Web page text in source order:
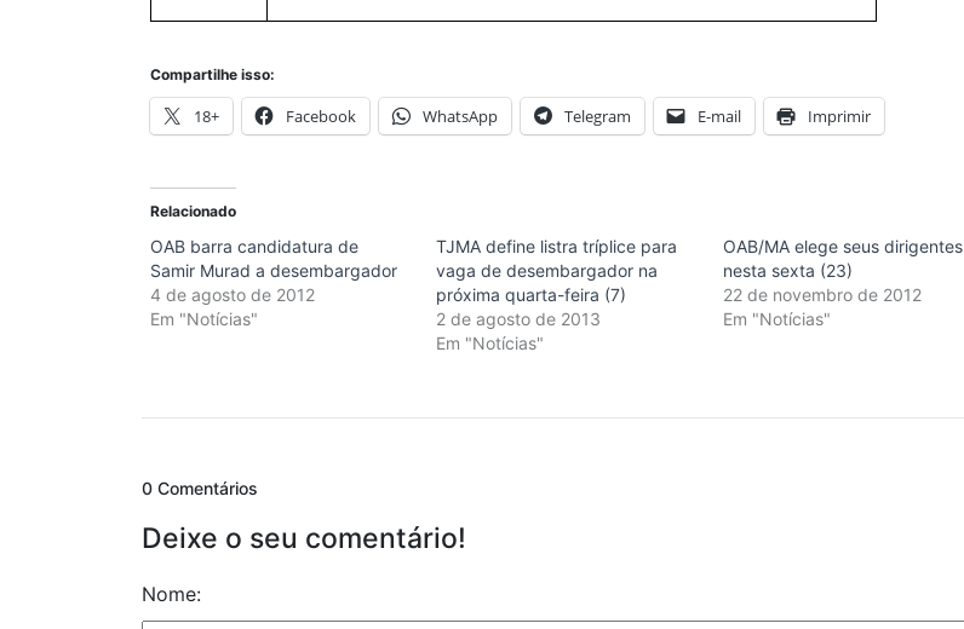
Compartilhe isso:
18+ Facebook WhatsApp Telegram E-mail Imprimir
Relacionado
OAB barra candidatura de
Samir Murad a desembargador
4 de agosto de 2012
Em "Notícias"
TJMA define listra tríplice para
vaga de desembargador na
próxima quarta-feira (7)
2 de agosto de 2013
Em "Notícias"
OAB/MA elege seus dirigentes
nesta sexta (23)
22 de novembro de 2012
Em "Notícias"
0 Comentários
Deixe o seu comentário!
Nome: